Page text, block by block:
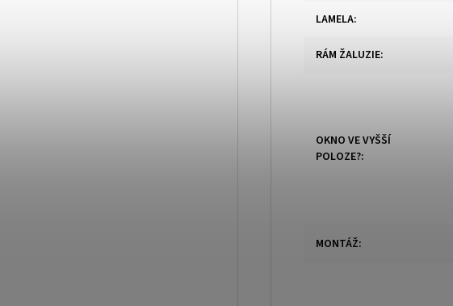
LAMELA:
RÁM ŽALUZIE:
OKNO VE VYŠŠÍ
POLOZE?:
MONTÁŽ: